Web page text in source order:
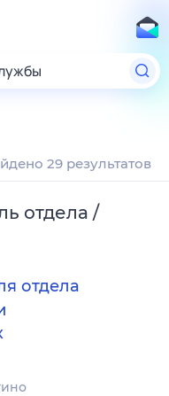
29 результатов
отдела /
отдела